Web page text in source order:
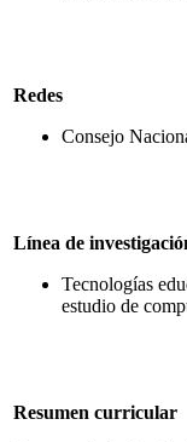
Redes
Consejo
Línea de
Tecnologías
estudio de
Resumen curricular